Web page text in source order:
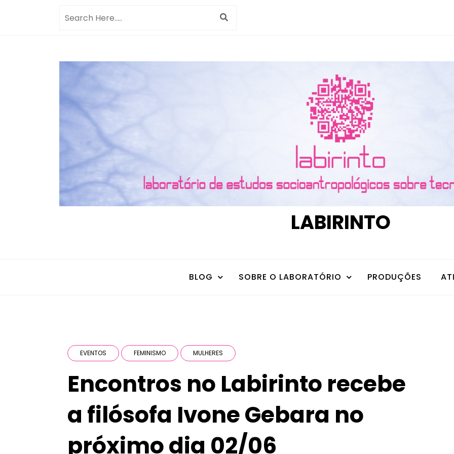
LABIRINTO
BLOG SOBRE O LABORATÓRIO PRODUÇÕES
EVENTOS FEMINISMO MULHERES
Encontros no Labirinto recebe
a filósofa Ivone Gebara no
próximo dia 02/06